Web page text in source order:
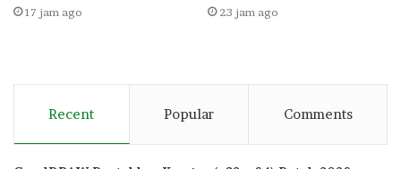
17 jam ago 23 jam ago
Recent Popular Comments